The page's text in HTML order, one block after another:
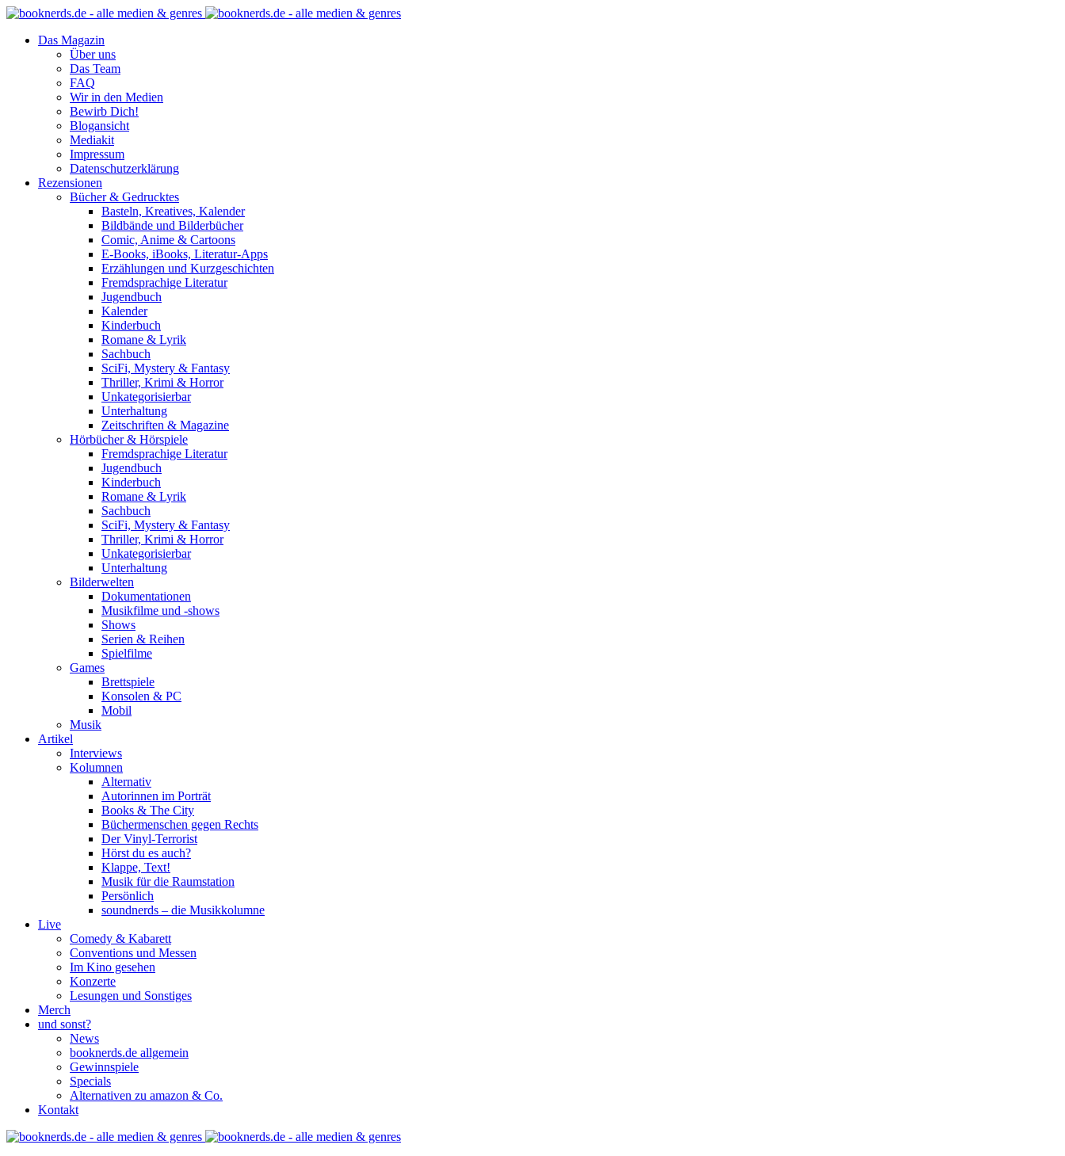
Das Magazin
Über uns
Das Team
FAQ
Wir in den Medien
Bewirb Dich!
Blogansicht
Mediakit
Impressum
Datenschutzerklärung
Rezensionen
Bücher & Gedrucktes
Basteln, Kreatives, Kalender
Bildbände und Bilderbücher
Comic, Anime & Cartoons
E-Books, iBooks, Literatur-Apps
Erzählungen und Kurzgeschichten
Fremdsprachige Literatur
Jugendbuch
Kalender
Kinderbuch
Romane & Lyrik
Sachbuch
SciFi, Mystery & Fantasy
Thriller, Krimi & Horror
Unkategorisierbar
Unterhaltung
Zeitschriften & Magazine
Hörbücher & Hörspiele
Fremdsprachige Literatur
Jugendbuch
Kinderbuch
Romane & Lyrik
Sachbuch
SciFi, Mystery & Fantasy
Thriller, Krimi & Horror
Unkategorisierbar
Unterhaltung
Bilderwelten
Dokumentationen
Musikfilme und -shows
Shows
Serien & Reihen
Spielfilme
Games
Brettspiele
Konsolen & PC
Mobil
Musik
Artikel
Interviews
Kolumnen
Alternativ
Autorinnen im Porträt
Books & The City
Büchermenschen gegen Rechts
Der Vinyl-Terrorist
Hörst du es auch?
Klappe, Text!
Musik für die Raumstation
Persönlich
soundnerds – die Musikkolumne
Live
Comedy & Kabarett
Conventions und Messen
Im Kino gesehen
Konzerte
Lesungen und Sonstiges
Merch
und sonst?
News
booknerds.de allgemein
Gewinnspiele
Specials
Alternativen zu amazon & Co.
Kontakt